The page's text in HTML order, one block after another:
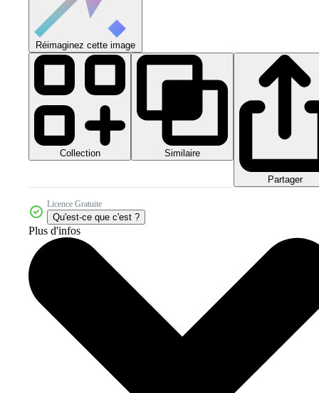
Réimaginez cette image
Collection Similaire
Partager
Licence Gratuite
Qu'est-ce que c'est ?
Plus d'infos